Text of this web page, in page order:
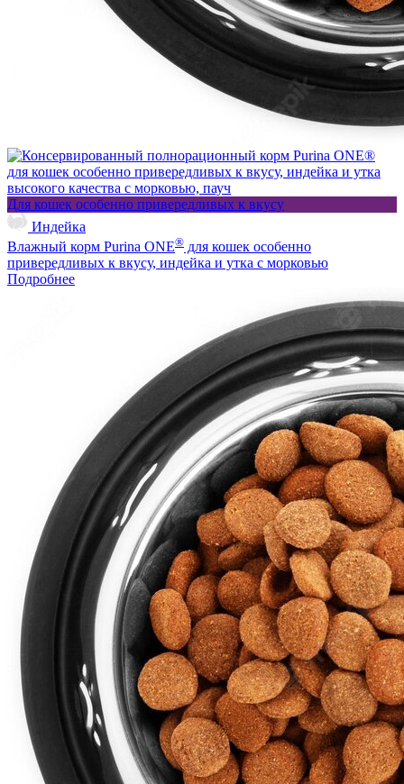
Для кошек особенно привередливых к вкусу
Индейка
Влажный корм Purina ONE® для кошек особенно
привередливых к вкусу, индейка и утка с морковью
Подробнее